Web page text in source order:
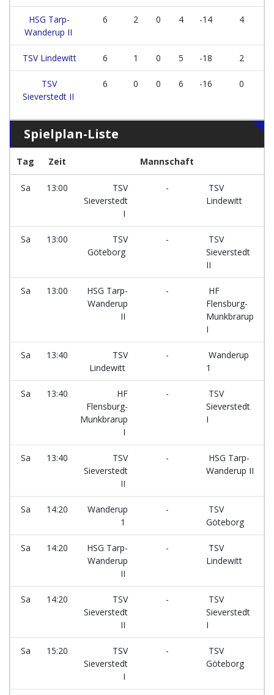
HSG Tarp-
Wanderup II
6 2 0 4 -14 4
TSV Lindewitt 6 1 0 5 -18 2
TSV
Sieverstedt II
6 0 0 6 -16 0
Spielplan-Liste
Tag Zeit Mannschaft
Sa 13:00
TSV
Sieverstedt
I
-
TSV
Lindewitt
Sa 13:00
TSV
Göteborg
-
TSV
Sieverstedt
II
Sa 13:00
HSG Tarp-
Wanderup
II
-
HF
Flensburg-
Munkbrarup
I
Sa 13:40
TSV
Lindewitt
-
Wanderup
1
Sa 13:40
HF
Flensburg-
Munkbrarup
I
-
TSV
Sieverstedt
I
Sa 13:40
TSV
Sieverstedt
II
-
HSG Tarp-
Wanderup II
Sa 14:20
Wanderup
1
-
TSV
Göteborg
Sa 14:20
HSG Tarp-
Wanderup
II
-
TSV
Lindewitt
Sa 14:20
TSV
Sieverstedt
II
-
TSV
Sieverstedt
I
Sa 15:20
TSV
Sieverstedt
I
-
TSV
Göteborg